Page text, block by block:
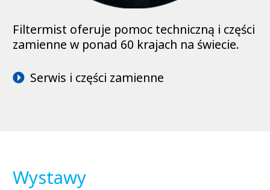
Filtermist oferuje pomoc techniczną i części
zamienne w ponad 60 krajach na świecie.
Serwis i części zamienne
Wystawy